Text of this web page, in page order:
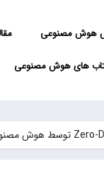
هوش مصنوعی
های هوش مصنوعی